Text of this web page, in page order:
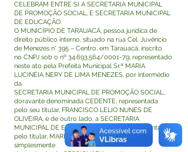
CELEBRAM ENTRE SI A SECRETARIA MUNICIPAL
DE PROMOÇÃO SOCIAL, E SECRETARIA MUNICIPAL
DE EDUCAÇÃO.
O MUNICÍPIO DE TARAUACÁ, pessoa jurídica de
direito público interno, situado na rua Cel. Juvêncio
de Menezes n° 395 – Centro, em Tarauacá, inscrito
no CNPJ sob o nº 34.693.564/0001-79, representado
neste ato pela Prefeita Municipal Sr.ª MARIA
LUCINÉIA NERY DE LIMA MENEZES, por intermédio
da
SECRETARIA MUNICIPAL DE PROMOÇÃO SOCIAL,
doravante denominada CEDENTE, representada
pelo seu titular, FRANCISCO LELIO NUNES DE
OLIVEIRA, e de outro lado, a SECRETARIA
MUNICIPAL DE EDUCAÇÃO, neste ato representado
pelo titular, MARIA LUCICLÉIA NERY DE LIMA,
simplesmente